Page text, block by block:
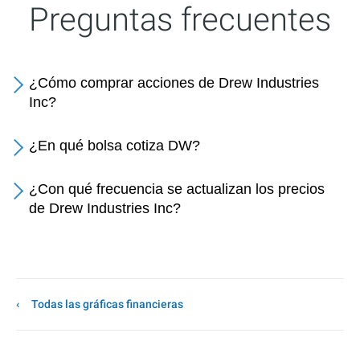
Preguntas frecuentes
¿Cómo comprar acciones de Drew Industries
Inc?
¿En qué bolsa cotiza DW?
¿Con qué frecuencia se actualizan los precios
de Drew Industries Inc?
Todas las gráficas financieras